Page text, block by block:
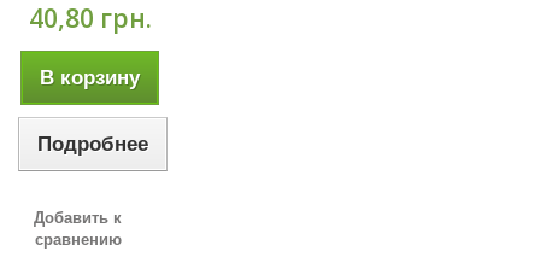
40,80 грн.
В корзину
Подробнее
Добавить к
сравнению